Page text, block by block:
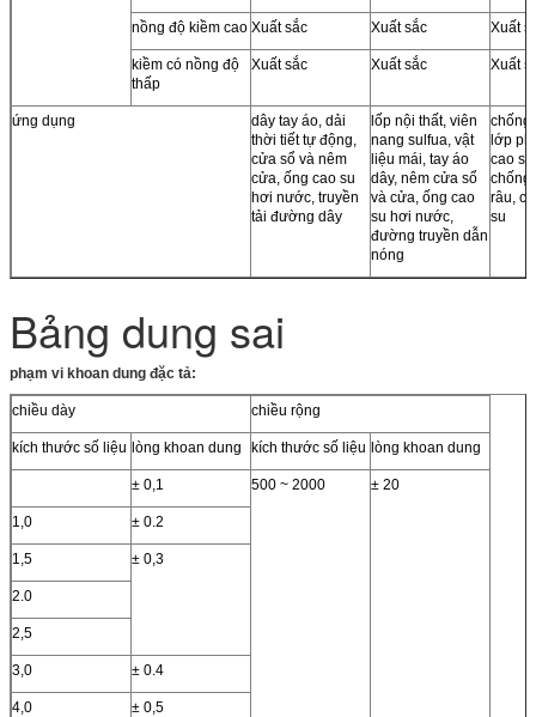
nồng độ kiềm cao Xuất sắc Xuất sắc Xuất
kiềm có nồng độ
thấp
Xuất sắc Xuất sắc Xuất
ứng dụng
dây tay áo, dải
thời tiết tự động,
cửa sổ và nêm
cửa, ống cao su
hơi nước, truyền
tải đường dây
lốp nội thất, viên
nang sulfua, vật
liệu mái, tay áo
dây, nêm cửa sổ
và cửa, ống cao
su hơi nước,
đường truyền dẫn
nóng
chống
lớp
cao
chống
râu,
su
Bảng dung sai
phạm vi khoan dung đặc tả:
chiều dày chiều rộng
kích thước số liệu lòng khoan dung kích thước số liệu lòng khoan dung
± 0,1 500 ~ 2000 ± 20
1,0 ± 0.2
1,5 ± 0,3
2.0
2,5
3,0 ± 0.4
4,0 ± 0,5